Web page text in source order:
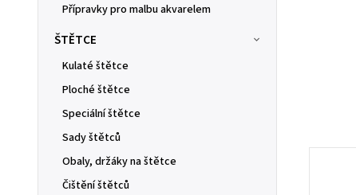
Přípravky pro malbu akvarelem
ŠTĚTCE
Kulaté štětce
Ploché štětce
Speciální štětce
Sady štětců
Obaly, držáky na štětce
Čištění štětců